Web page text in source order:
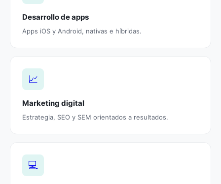
Desarrollo de apps
Apps iOS y Android, nativas e híbridas.
📈
Marketing digital
Estrategia, SEO y SEM orientados a resultados.
💻